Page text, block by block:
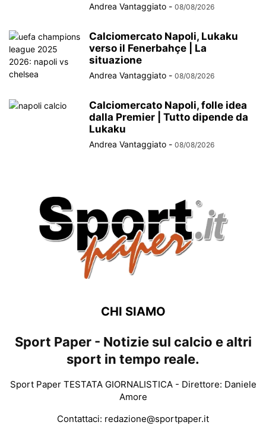
Andrea Vantaggiato - 08/08/2026
Calciomercato Napoli, Lukaku
verso il Fenerbahçe | La
situazione
Andrea Vantaggiato - 08/08/2026
Calciomercato Napoli, folle idea
dalla Premier | Tutto dipende da
Lukaku
Andrea Vantaggiato - 08/08/2026
CHI SIAMO
Sport Paper - Notizie sul calcio e altri
sport in tempo reale.
Sport Paper TESTATA GIORNALISTICA - Direttore: Daniele
Amore
Contattaci: redazione@sportpaper.it